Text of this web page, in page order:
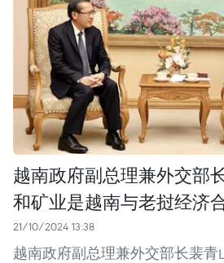
越南政府副总理兼外交部
和矿业是越南与老挝经济
21/10/2024 13:38
越南政府副总理兼外交部长裴青